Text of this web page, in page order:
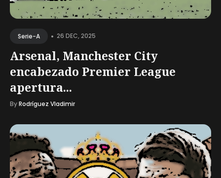
Serie-A • 26 DEC, 2025
Arsenal, Manchester City
encabezado Premier League
apertura...
ByRodríguez Vladimir